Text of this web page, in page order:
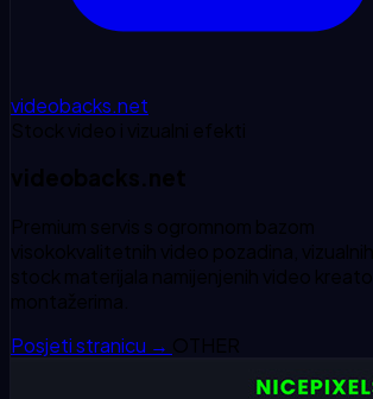
videobacks.net
Stock video i vizualni efekti
videobacks.net
Premium servis s ogromnom bazom
visokokvalitetnih video pozadina,
stock materijala namijenjenih video
montažerima.
Posjeti stranicu → OTHER